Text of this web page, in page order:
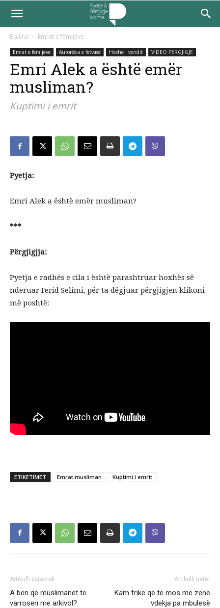
Ballina Emrat e fëmijëve
Emrat e fëmijëve Autorësia e fetvasë Hoxhë i vendit VIDEO PERGJIGJE
Emri Alek a është emër
musliman?
Kuptimi i emrit
Pyetja:
Emri Alek a është emër musliman?
***
Përgjigjja:
Pyetja e radhës e cila i është parashtruar hoxhës së
nderuar Ferid Selimi, për ta dëgjuar përgjigjen klikoni
më poshtë:
ETIKETIMET Emrat musliman Kuptimi i emrit
Artikulli paraprak
A bën që muslimanët të
varrosen me arkivol?
Artikulli tjetër
Kam frikë që të mos më zenë
vdekja pa mbulesë